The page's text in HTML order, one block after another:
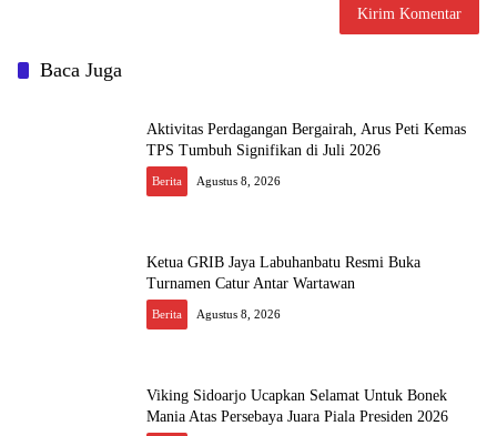
Baca Juga
Aktivitas Perdagangan Bergairah, Arus Peti Kemas
TPS Tumbuh Signifikan di Juli 2026
Berita Agustus 8, 2026
Ketua GRIB Jaya Labuhanbatu Resmi Buka
Turnamen Catur Antar Wartawan
Berita Agustus 8, 2026
Viking Sidoarjo Ucapkan Selamat Untuk Bonek
Mania Atas Persebaya Juara Piala Presiden 2026